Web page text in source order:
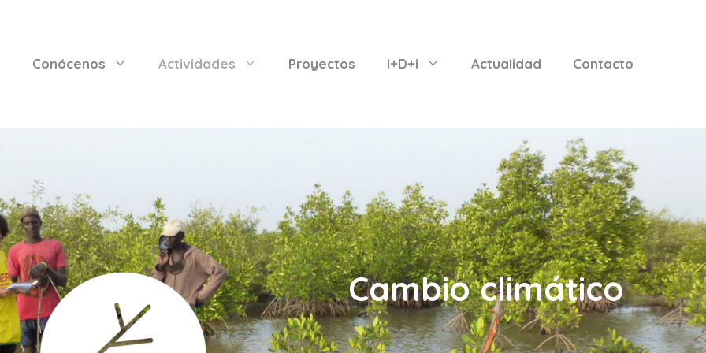
Conócenos
Actividades Proyectos I+D+i Actualidad Contacto
Cambio climático